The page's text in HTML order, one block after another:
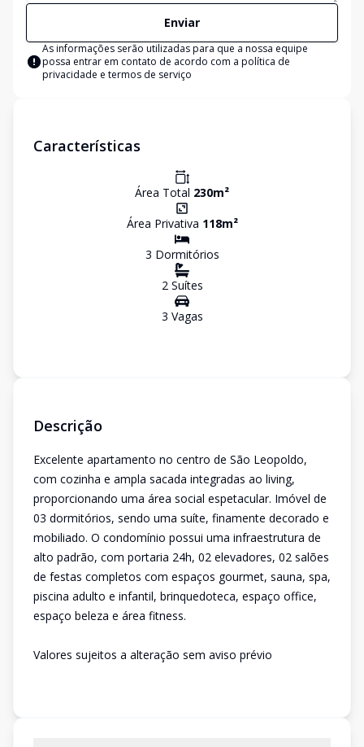
Enviar
As informações serão utilizadas para que a nossa equipe
possa entrar em contato de acordo com a política de
privacidade e termos de serviço
Características
Área Total 230m²
Área Privativa 118m²
3 Dormitórios
2Suítes
3 Vagas
Descrição
Excelente apartamento no centro de São Leopoldo,
com cozinha e ampla sacada integradas ao living,
proporcionando uma área social espetacular. Imóvel de
03 dormitórios, sendo uma suíte, finamente decorado e
mobiliado. O condomínio possui uma infraestrutura de
alto padrão, com portaria 24h, 02 elevadores, 02 salões
de festas completos com espaços gourmet, sauna, spa,
piscina adulto e infantil, brinquedoteca, espaço office,
espaço beleza e área fitness.
Valores sujeitos a alteração sem aviso prévio